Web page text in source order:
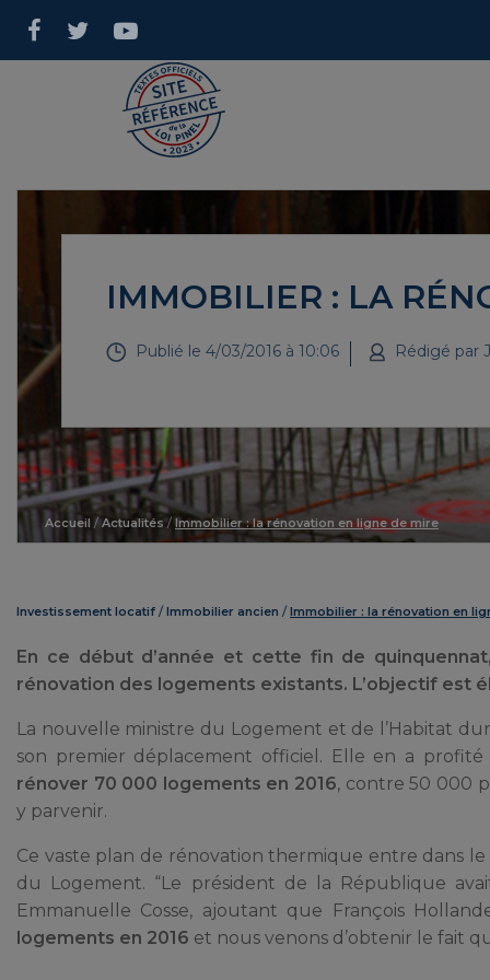
IMMOBILIER : LA
Publié le 4/03/2016 à 10:06 Rédigé par
Accueil / Actualités / Immobilier : la rénovation en ligne de mire
Investissement locatif Immobilier ancien Immobilier : la rénovation en
En ce début d’année et cette fin de
rénovation des logements existants. L’objectif est
La nouvelle ministre du Logement et de l’Habitat
son premier déplacement officiel. Elle en a
rénover 70 000 logements en 2016, contre 50 000
y parvenir.
Ce vaste plan de rénovation thermique entre dans
du Logement. “Le président de la République
Emmanuelle Cosse, ajoutant que François
logements en 2016 et nous venons d’obtenir le fait